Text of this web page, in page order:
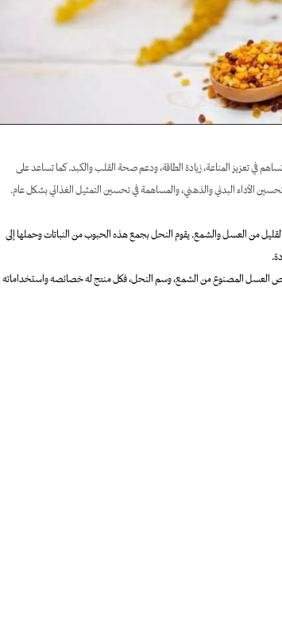
في تعزيز المناعة، زيادة الطاقة، ودعم صحة القلب والكبد. كما تساعد على
الأداء البدني والذهني، والمساهمة في تحسين التمثيل الغذائي بشكل عام.
من العسل والشمع. يقوم النحل بجمع هذه الحبوب من النباتات وحملها إلى
العسل المصنوع من الشمع، وسم النحل، فكل منتج له خصائصه واستخداماته